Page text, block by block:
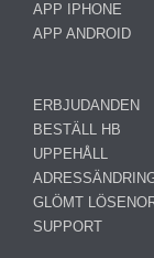
APP IPHONE
APP ANDROID
ERBJUDANDEN
BESTÄLL HB
UPPEHÅLL
GLÖMT
SUPPORT